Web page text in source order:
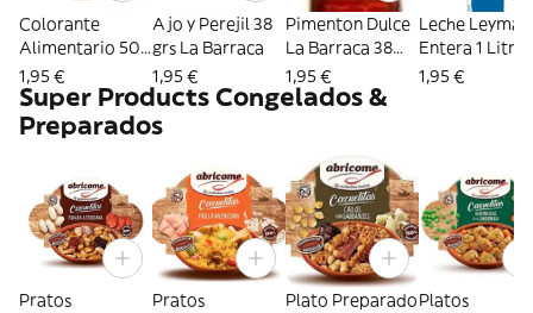
Colorante
Alimentario 50
grs La Barraca
1,95 €
Ajo y Perejil 38
grs La Barraca
1,95 €
Pimenton Dulce
La Barraca 38
grs
1,95 €
Leche Leyma
Entera 1 Litro
1,95 €
Super Products Congelados &
Preparados
Pratos Pratos Plato PreparadoPlatos